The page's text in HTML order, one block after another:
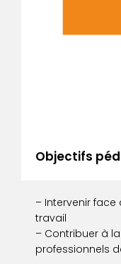
Objectifs
– Intervenir
travail
– Contribuer à
professionnels